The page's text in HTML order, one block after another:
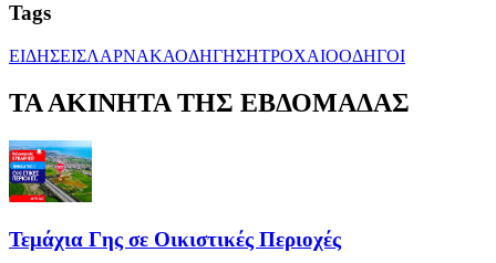
Tags
ΕΙΔΗΣΕΙΣΛΑΡΝΑΚΑΟΔΗΓΗΣΗΤΡΟΧΑΙΟΟΔΗΓΟΙ
ΤΑ ΑΚΙΝΗΤΑ ΤΗΣ ΕΒΔΟΜΑΔΑΣ
Τεμάχια Γης σε Οικιστικές Περιοχές